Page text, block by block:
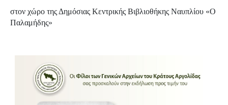
στον χώρο της Δημόσιας Κεντρικής Βιβλιοθήκης Ναυπλίου «Ο
Παλαμήδης»